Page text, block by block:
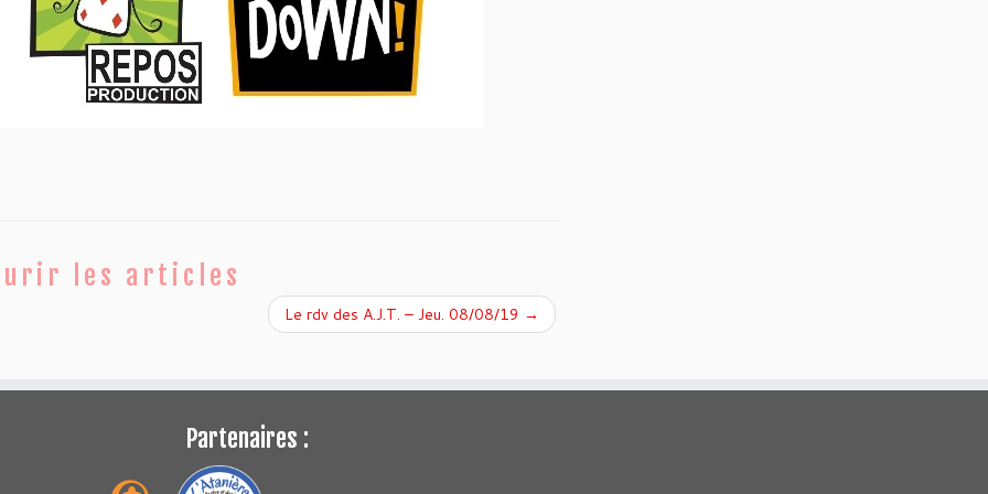
les articles
Le rdv des A.J.T. – Jeu. 08/08/19 →
Partenaires :